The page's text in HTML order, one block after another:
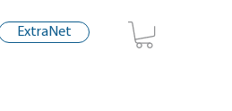
ExtraNet